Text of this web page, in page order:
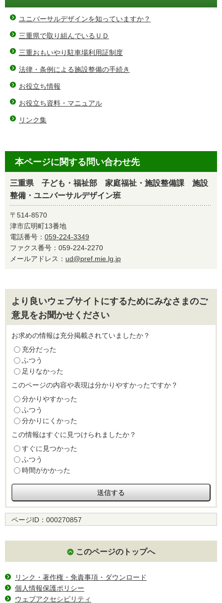
ユニバーサルデザインを知っていますか？
三重県で取り組んでいるＵＤ
三重おもいやり駐車場利用証制度
法律・条例による施設整備の手続き
お役立ち情報
お役立ち資料・マニュアル
リンク集
本ページに関する問い合わせ先
三重県 子ども・福祉部 家庭福祉・施設整備課 施設
整備・ユニバーサルデザイン班
〒514-8570
津市広明町13番地
電話番号： 059-224-3349
ファクス番号：059-224-2270
メールアドレス： ud@pref.mie.lg.jp
より良いウェブサイトにするためにみなさまのご
意見をお聞かせください
お求めの情報は充分掲載されていましたか？
充分だった
ふつう
足りなかった
このページの内容や表現は分かりやすかったですか？
分かりやすかった
ふつう
分かりにくかった
この情報はすぐに見つけられましたか？
すぐに見つかった
ふつう
時間がかかった
ページID： 000270857
このページのトップへ
リンク・著作権・免責事項・ダウンロード
個人情報保護ポリシー
ウェブアクセシビリティ